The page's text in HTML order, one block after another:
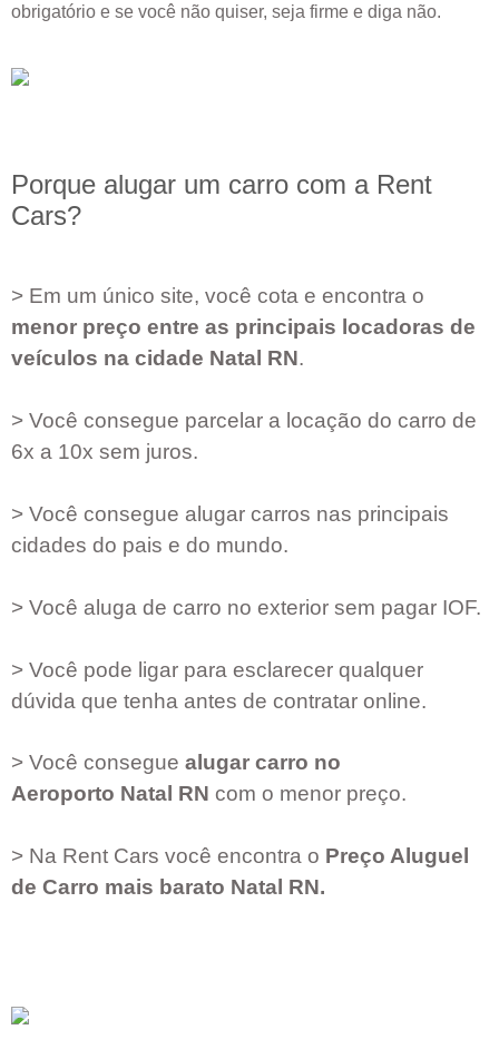
obrigatório e se você não quiser, seja firme e diga não.
Porque alugar um carro com a Rent
Cars?
> Em um único site, você cota e encontra o
menor preço entre as principais locadoras de
veículos na cidade Natal RN.
> Você consegue parcelar a locação do carro de
6x a 10x sem juros.
> Você consegue alugar carros nas principais
cidades do pais e do mundo.
> Você aluga de carro no exterior sem pagar IOF.
> Você pode ligar para esclarecer qualquer
dúvida que tenha antes de contratar online.
> Você consegue alugar carro no
Aeroporto Natal RN com o menor preço.
> Na Rent Cars você encontra o Preço Aluguel
de Carro mais barato Natal RN.